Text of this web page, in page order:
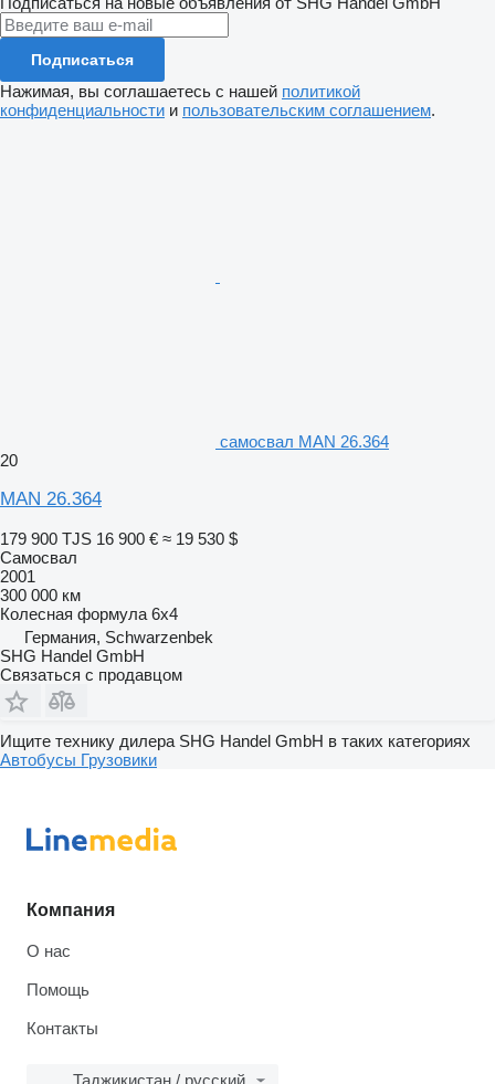
Подписаться
Нажимая, вы соглашаетесь с нашей политикой
конфиденциальности и пользовательским соглашением.
самосвал MAN 26.364
20
MAN 26.364
179 900 TJS 16 900 € ≈ 19 530 $
Самосвал
2001
300 000 км
Колесная формула 6x4
Германия, Schwarzenbek
SHG Handel GmbH
Связаться с продавцом
Ищите технику дилера SHG Handel GmbH в таких категориях
Автобусы Грузовики
Компания
О нас
Помощь
Контакты
Таджикистан / русский